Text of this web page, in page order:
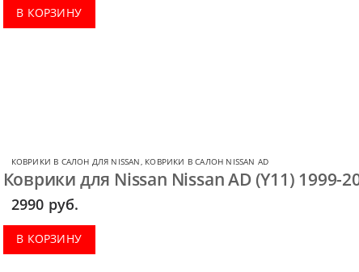
В КОРЗИНУ
КОВРИКИ В САЛОН ДЛЯ NISSAN, КОВРИКИ В САЛОН NISSAN AD
Коврики для Nissan Nissan AD (Y11) 1999-
2990 руб.
В КОРЗИНУ